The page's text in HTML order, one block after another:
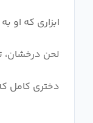
ابزاری که
لحن درخشان،
دختری کامل